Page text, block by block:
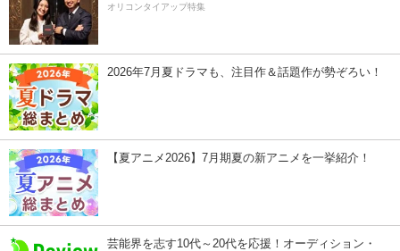
オリコンタイアップ特集
2026年7月夏ドラマも、注目作＆話題作が勢ぞろい！
【夏アニメ2026】7月期夏の新アニメを一挙紹介！
芸能界を志す10代～20代を応援！オーディション・